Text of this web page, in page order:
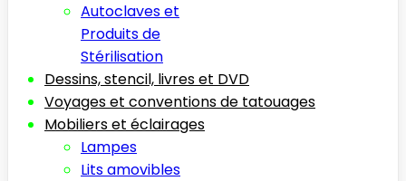
Autoclaves et
Produits de
Stérilisation
Dessins, stencil, livres et DVD
Voyages et conventions de tatouages
Mobiliers et éclairages
Lampes
Lits amovibles